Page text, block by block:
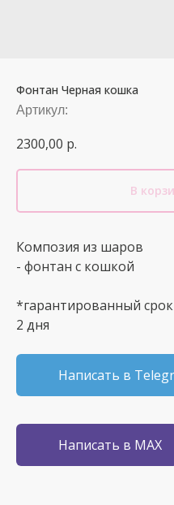
Фонтан Черная кошка
Артикул:
2300,00 р.
В
Композия из шаров
- фонтан с кошкой
*гарантированный
2 дня
Написать в
Написать в MAX